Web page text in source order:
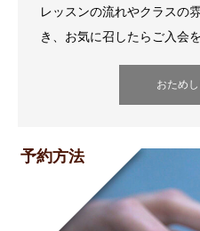
レッスンの流れやクラスの
き、お気に召したらご入会
おため
予約方法